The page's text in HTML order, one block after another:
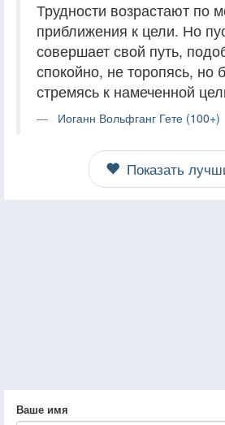
Трудности возрастают по
приближения к цели. Но
совершает свой путь,
спокойно, не торопясь, но
стремясь к намеченной
Иоганн Вольфганг Гете (100+)
Показать
Ваше имя